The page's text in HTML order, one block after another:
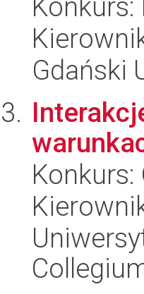
Konkurs:
Gdański
Konkurs: